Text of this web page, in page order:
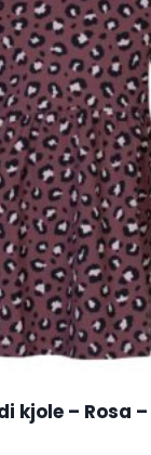
kjole – Rosa –